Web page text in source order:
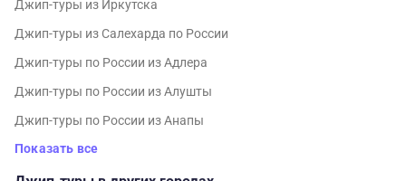
Джип-туры из Иркутска
Джип-туры из Салехарда по России
Джип-туры по России из Адлера
Джип-туры по России из Алушты
Джип-туры по России из Анапы
Показать все